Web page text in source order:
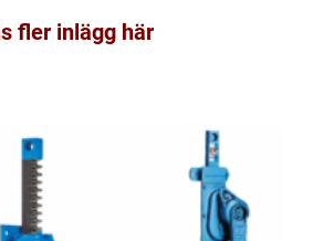
fler inlägg här